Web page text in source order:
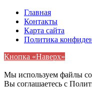
Главная
Контакты
Карта сайта
Политика
Кнопка «Наверх»
Мы используем файлы
Вы соглашаетесь с